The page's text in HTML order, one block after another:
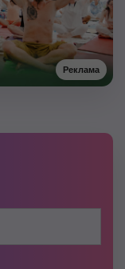
Реклама